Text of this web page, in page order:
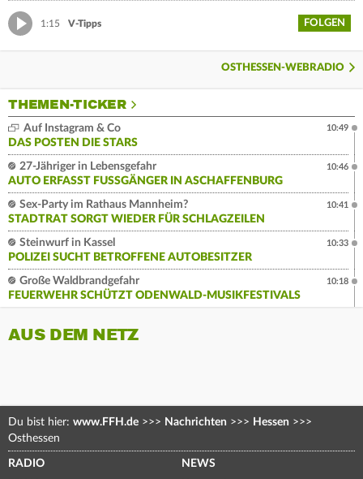
1:15 V-Tipps FOLGEN
OSTHESSEN-WEBRADIO
THEMEN-TICKER
Auf Instagram & Co
DAS POSTEN DIE STARS
10:49
27-Jähriger in Lebensgefahr
AUTO ERFASST FUSSGÄNGER IN ASCHAFFENBURG
10:46
Sex-Party im Rathaus Mannheim?
STADTRAT SORGT WIEDER FÜR SCHLAGZEILEN
10:41
Steinwurf in Kassel
POLIZEI SUCHT BETROFFENE AUTOBESITZER
10:33
Große Waldbrandgefahr
FEUERWEHR SCHÜTZT ODENWALD-MUSIKFESTIVALS
10:18
AUS DEM NETZ
Du bist hier: www.FFH.de >>> Nachrichten >>> Hessen >>>
Osthessen
RADIO NEWS